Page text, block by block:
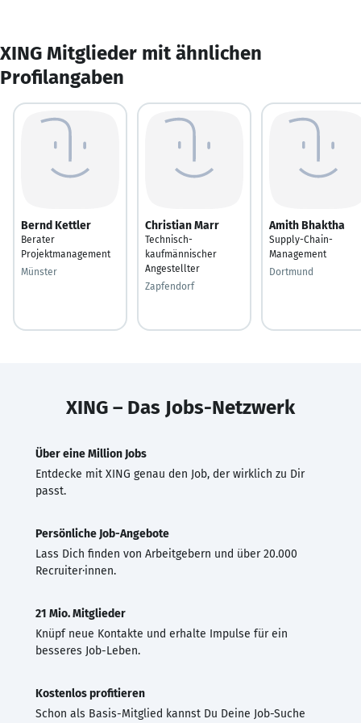
XING Mitglieder mit ähnlichen
Profilangaben
Bernd Kettler
Berater
Projektmanagement
Münster
Christian Marr
Technisch-
kaufmännischer
Angestellter
Zapfendorf
Amith Bhaktha
Supply-Chain-
Management
Dortmund
XING – Das Jobs-Netzwerk
Über eine Million Jobs
Entdecke mit XING genau den Job, der wirklich zu Dir
passt.
Persönliche Job-Angebote
Lass Dich finden von Arbeitgebern und über 20.000
Recruiter·innen.
21 Mio. Mitglieder
Knüpf neue Kontakte und erhalte Impulse für ein
besseres Job-Leben.
Kostenlos profitieren
Schon als Basis-Mitglied kannst Du Deine Job-Suche